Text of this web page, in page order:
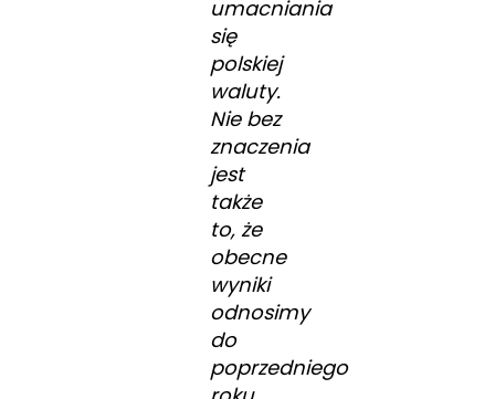
umacniania
się
polskiej
waluty.
Nie bez
znaczenia
jest
także
to, że
obecne
wyniki
odnosimy
do
poprzedniego